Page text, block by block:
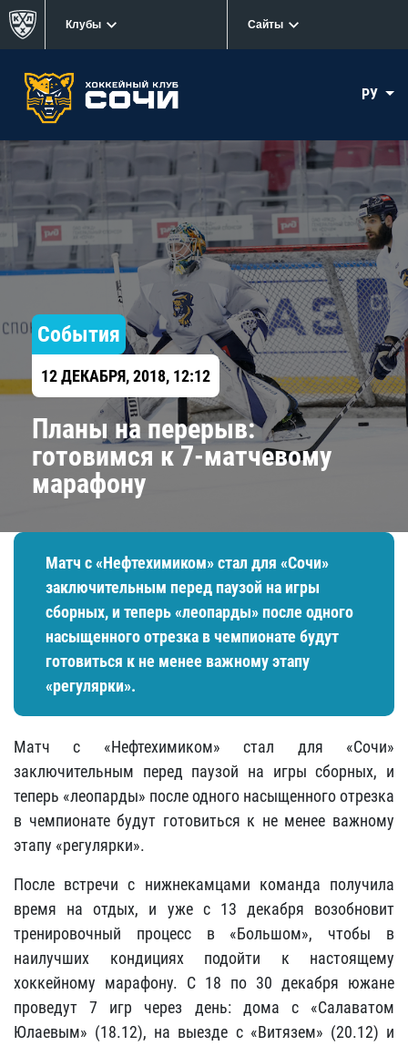
Клубы Сайты
РУ
События
12 ДЕКАБРЯ, 2018, 12:12
Планы на перерыв:
готовимся к 7-матчевому
марафону
Матч с «Нефтехимиком» стал для «Сочи»
заключительным перед паузой на игры
сборных, и теперь «леопарды» после одного
насыщенного отрезка в чемпионате будут
готовиться к не менее важному этапу
«регулярки».
Матч с «Нефтехимиком» стал для «Сочи»
заключительным перед паузой на игры сборных, и
теперь «леопарды» после одного насыщенного отрезка
в чемпионате будут готовиться к не менее важному
этапу «регулярки».
После встречи с нижнекамцами команда получила
время на отдых, и уже с 13 декабря возобновит
тренировочный процесс в «Большом», чтобы в
наилучших кондициях подойти к настоящему
хоккейному марафону. С 18 по 30 декабря южане
проведут 7 игр через день: дома с «Салаватом
Юлаевым» (18.12), на выезде с «Витязем» (20.12) и